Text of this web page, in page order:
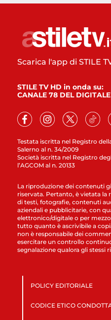
Testata iscritta nel Registro
Salerno al n. 34/2009
Società iscritta nel Registro
l’AGCOM al n. 20133
Scarica l'app di STILE
STILE TV HD in onda su:
CANALE 78 DEL DIGITALE
La riproduzione dei contenuti
riservata. Pertanto, è vietata la
di testi, fotografie, contenuti
aziendali e pubblicitarie, con
elettronico/digitale o per
tutto quanto è ascrivibile a
non è responsabile dei
esercitare un controllo
segnalazione qualora gli stessi
POLICY EDITORIALE
CODICE ETICO